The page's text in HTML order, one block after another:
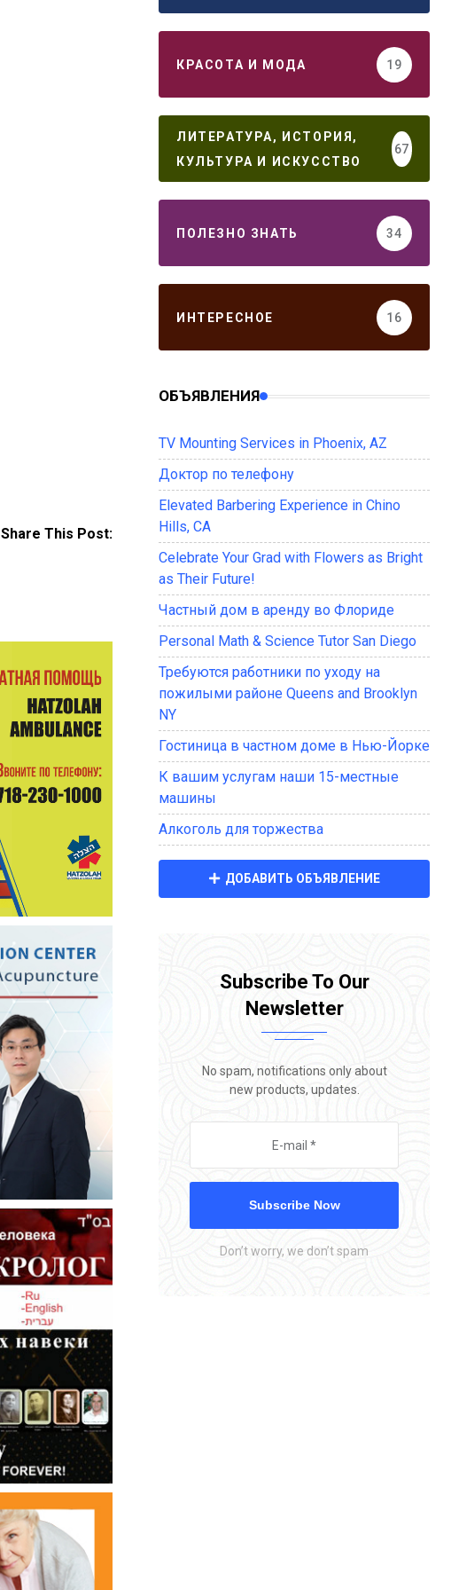
Share This Post:
КРАСОТА И МОДА 19
ЛИТЕРАТУРА, ИСТОРИЯ,
КУЛЬТУРА И ИСКУССТВО
67
ПОЛЕЗНО ЗНАТЬ 34
ИНТЕРЕСНОЕ 16
ОБЪЯВЛЕНИЯ
TV Mounting Services in Phoenix, AZ
Доктор по телефону
Elevated Barbering Experience in Chino
Hills, CA
Celebrate Your Grad with Flowers as Bright
as Their Future!
Частный дом в аренду во Флориде
Personal Math & Science Tutor San Diego
Требуются работники по уходу на
пожилыми районе Queens and Brooklyn
NY
Гостиница в частном доме в Нью-Йорке
К вашим услугам наши 15-местные
машины
Алкоголь для торжества
ДОБАВИТЬ ОБЪЯВЛЕНИЕ
Subscribe To Our
Newsletter
No spam, notifications only about
new products, updates.
Subscribe Now
Don’t worry, we don’t spam